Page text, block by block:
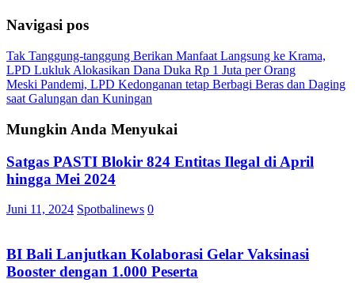
Navigasi pos
Tak Tanggung-tanggung Berikan Manfaat Langsung ke Krama,
LPD Lukluk Alokasikan Dana Duka Rp 1 Juta per Orang
Meski Pandemi, LPD Kedonganan tetap Berbagi Beras dan Daging
saat Galungan dan Kuningan
Mungkin Anda Menyukai
Satgas PASTI Blokir 824 Entitas Ilegal di April
hingga Mei 2024
Juni 11, 2024 Spotbalinews 0
BI Bali Lanjutkan Kolaborasi Gelar Vaksinasi
Booster dengan 1.000 Peserta